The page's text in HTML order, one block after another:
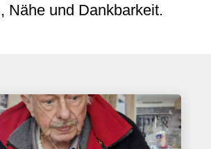
Nähe und Dankbarkeit.